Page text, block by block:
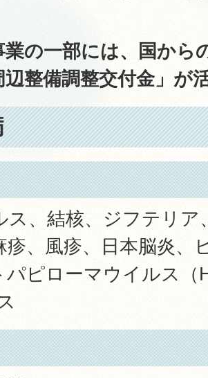
業の一部には、国から
辺整備調整交付金」が
ス、結核、ジフテリア
疹、風疹、日本脳炎、
パピローマウイルス（